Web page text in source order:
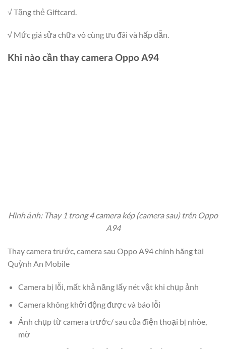
√ Tặng thẻ Giftcard.
√ Mức giá sửa chữa vô cùng ưu đãi và hấp dẫn.
Khi nào cần thay camera Oppo A94
Hình ảnh: Thay 1 trong 4 camera kép (camera sau) trên Oppo
A94
Thay camera trước, camera sau Oppo A94 chính hãng tại
Quỳnh An Mobile
Camera bị lỗi, mất khả năng lấy nét vật khi chụp ảnh
Camera không khởi động được và báo lỗi
Ảnh chụp từ camera trước/ sau của điện thoại bị nhòe,
mờ